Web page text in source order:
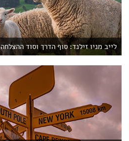
לייב מניו זילנד: סוף הדרך וסוד ההצלחה